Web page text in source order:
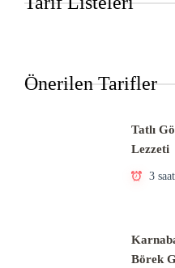
Önerilen Tarifler
Tatlı
Lezzeti
3
Börek